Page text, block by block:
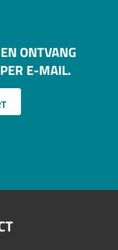
ONTVANG
E-MAIL.